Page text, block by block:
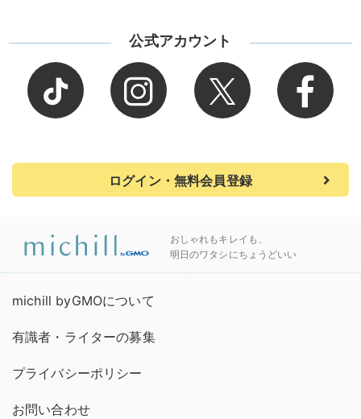
公式アカウント
ログイン・無料会員登録
おしゃれもキレイも、
明日のワタシにちょうどいい
michill byGMOについて
有識者・ライターの募集
プライバシーポリシー
お問い合わせ